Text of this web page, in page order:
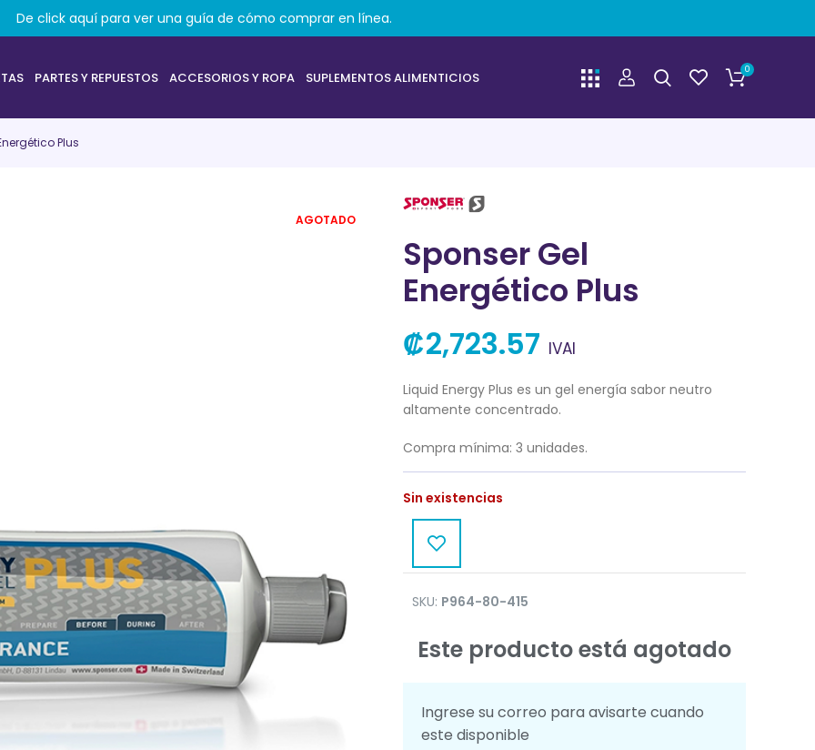
PARTES Y REPUESTOS ACCESORIOS Y ROPA SUPLEMENTOS ALIMENTICIOS 0
Plus
AGOTADO
Sponser Gel
Energético Plus
₡2,723.57 IVAI
Liquid Energy Plus es un gel energía sabor neutro
altamente concentrado.
Compra mínima: 3 unidades.
Sin existencias
SKU: P964-80-415
Este producto está agotado
Ingrese su correo para avisarte cuando
este disponible
De click aquí para ver una guía de cómo comprar en línea.